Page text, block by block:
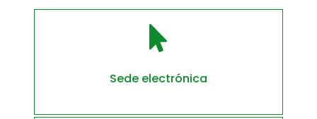

Sede electrónica